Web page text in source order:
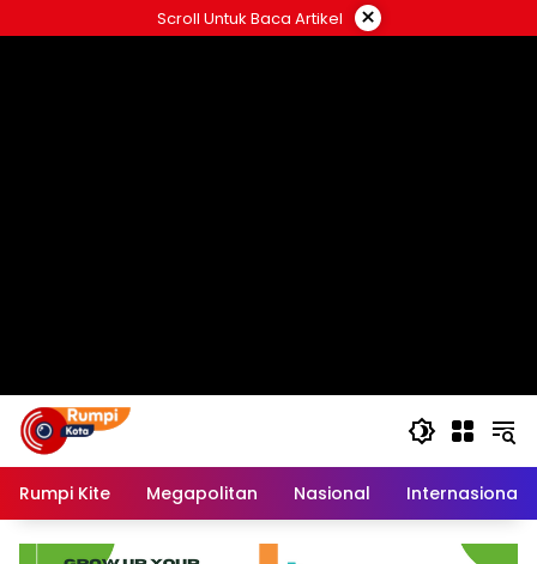
ke
Scroll Untuk Baca Artikel ×
Rumpi Kite Megapolitan Nasional Internasional